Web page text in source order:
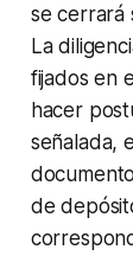
se cerrará
La
fijados en
hacer
señalada,
de